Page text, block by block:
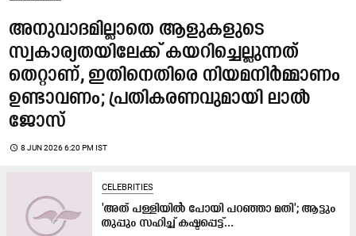
അനുവാദമില്ലാതെ ആളുകളുടെ
സ്വകാര്യതയിലേക്ക് കയറിച്ചെല്ലുന്നത്
തെറ്റാണ്, ഇതിനെതിരെ നിയമനിർമ്മാണം
ഉണ്ടാവണം; പ്രതികരണവുമായി ലാൽ
ജോസ്
access_time 8 JUN 2026 6:20 PM IST
CELEBRITIES
'അത് പള്ളിയിൽ പോയി പറഞ്ഞാ മതി'; ആട്ടും
തുപ്പും സഹിച്ച് കഷ്ടപ്പെട്ട്...